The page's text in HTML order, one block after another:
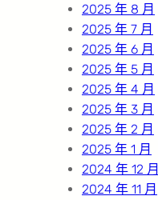
2025 年 8 月
2025 年 7 月
2025 年 6 月
2025 年 5 月
2025 年 4 月
2025 年 3 月
2025 年 2 月
2025 年 1 月
2024 年 12 月
2024 年 11 月